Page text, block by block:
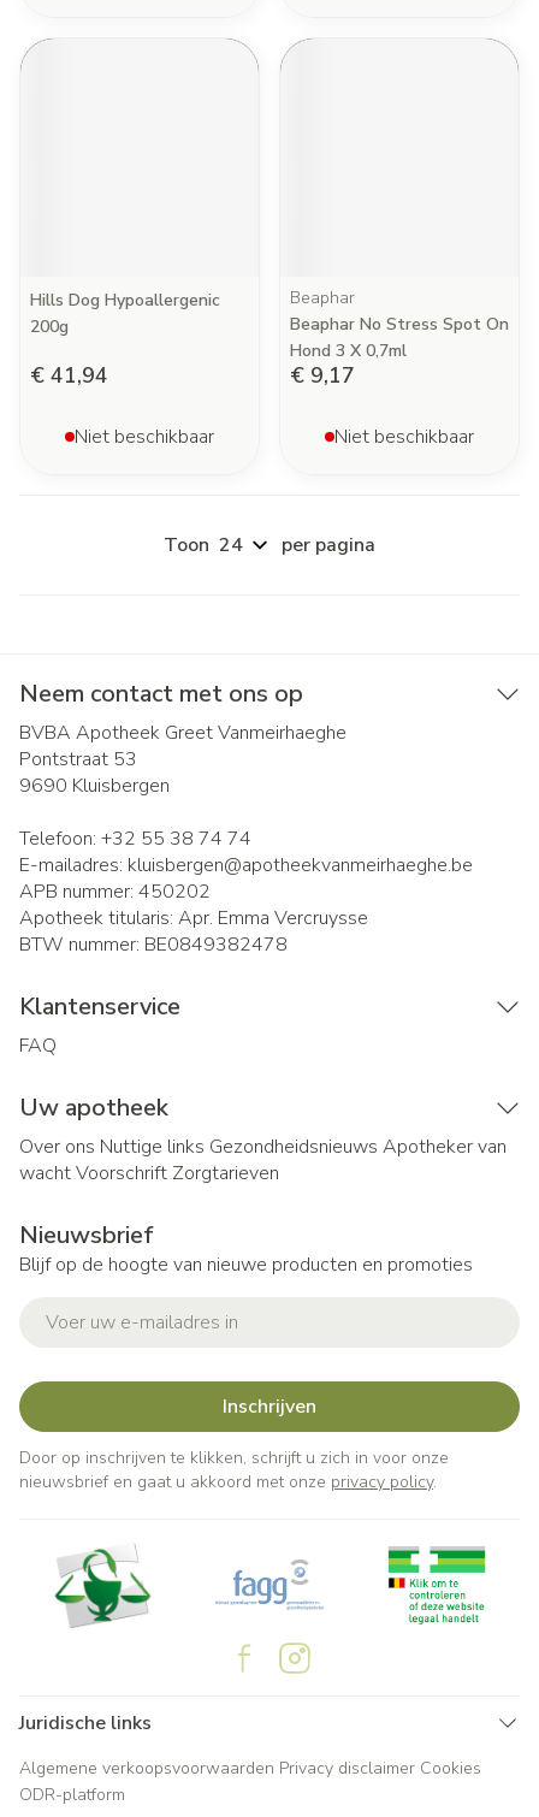
Hills Dog Hypoallergenic
200g
€ 41,94
Niet beschikbaar
Beaphar
Beaphar No Stress Spot On
Hond 3 X 0,7ml
€ 9,17
Niet beschikbaar
Toon per pagina
Neem contact met ons op
BVBA Apotheek Greet Vanmeirhaeghe
Pontstraat 53
9690 Kluisbergen
Telefoon: +32 55 38 74 74
E-mailadres: kluisbergen@apotheekvanmeirhaeghe.be
APB nummer: 450202
Apotheek titularis: Apr. Emma Vercruysse
BTW nummer: BE0849382478
Klantenservice
FAQ
Uw apotheek
Over ons Nuttige links Gezondheidsnieuws Apotheker van
wachtVoorschrift Zorgtarieven
Nieuwsbrief
Blijf op de hoogte van nieuwe producten en promoties
Inschrijven
Door op inschrijven te klikken, schrijft u zich in voor onze
nieuwsbrief en gaat u akkoord met onze privacy policy.
Juridische links
Algemene verkoopsvoorwaarden Privacy disclaimer Cookies
ODR-platform